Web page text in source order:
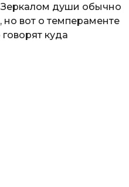
Зеркалом души обычно
но вот о темпераменте
куда